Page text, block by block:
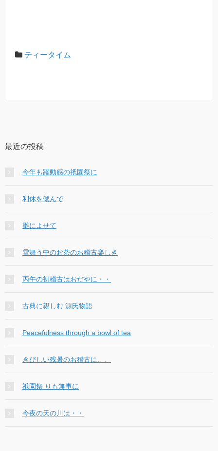
ティータイム
最近の投稿
今年も躍動感の祇園祭に
利休を偲んで
雛によせて
雪舞う中のお茶のお稽古楽しき
丙午の初稽古はおだやに・・
古典に親しむ 源氏物語
Peacefulness through a bowl of tea
きびしい残暑のお稽古に、、
祇園祭 りも無事に
今夜の天の川は・・